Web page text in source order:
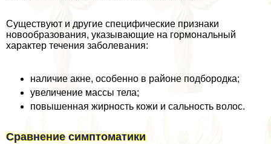
Существуют и другие специфические признаки
новообразования, указывающие на гормональный
хаpaктер течения заболевания:
наличие акне, особенно в районе подбородка;
увеличение массы тела;
повышенная жирность кожи и сальность волос.
Сравнение симптоматики